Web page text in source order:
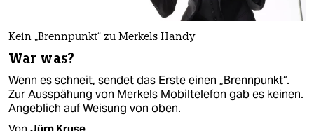
Kein „Brennpunkt“ zu Merkels Handy
War was?
Wenn es schneit, sendet das Erste einen „Brennpunkt“.
Zur Ausspähung von Merkels Mobiltelefon gab es keinen.
Angeblich auf Weisung von oben.